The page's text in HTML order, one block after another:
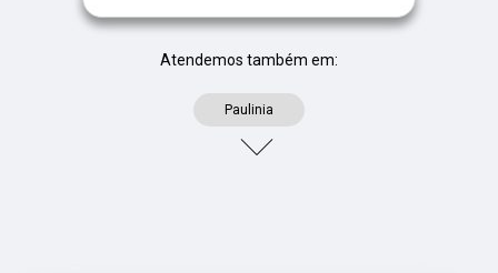
Atendemos também em:
Paulinia